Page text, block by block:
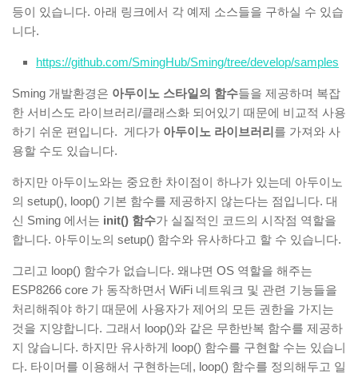
등이 있습니다. 아래 링크에서 각 예제 소스들을 구하실 수 있습
니다.
https://github.com/SmingHub/Sming/tree/develop/samples
Sming 개발환경은 아두이노 스타일의 함수들을 제공하며 복잡
한 서비스도 라이브러리/클래스화 되어있기 때문에 비교적 사용
하기 쉬운 편입니다. 게다가 아두이노 라이브러리 를 가져와 사
용할 수도 있습니다.
하지만 아두이노와는 중요한 차이점이 하나가 있는데 아두이노
의 setup(), loop() 기본 함수를 제공하지 않는다는 점입니다. 대
신 Sming 에서는 init() 함수가 실질적인 코드의 시작점 역할을
합니다. 아두이노의 setup() 함수와 유사하다고 할 수 있습니다.
그리고 loop() 함수가 없습니다. 왜냐면 OS 역할을 해주는
ESP8266 core 가 동작하면서 WiFi 네트워크 및 관련 기능들을
처리해줘야 하기 때문에 사용자가 제어의 모든 권한을 가지는
것을 지양합니다. 그래서 loop()와 같은 무한반복 함수를 제공하
지 않습니다. 하지만 유사하게 loop() 함수를 구현할 수는 있습니
다. 타이머를 이용해서 구현하는데, loop() 함수를 정의해두고 일